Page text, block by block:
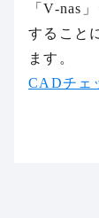
「V-nas
すること
ます。
CADチェ